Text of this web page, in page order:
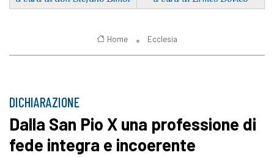
Home Ecclesia
DICHIARAZIONE
Dalla San Pio X una professione di
fede integra e incoerente